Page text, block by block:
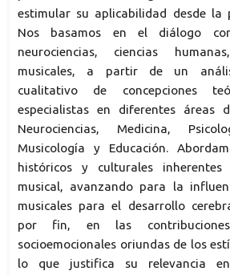
estimular su aplicabilidad desde la
Nos basamos en el diálogo
neurociencias, ciencias
musicales, a partir de un
cualitativo de concepciones
especialistas en diferentes áreas
Neurociencias, Medicina,
Musicología y Educación.
históricos y culturales
musical, avanzando para la
musicales para el desarrollo
por fin, en las
socioemocionales oriundas de los
lo que justifica su relevancia